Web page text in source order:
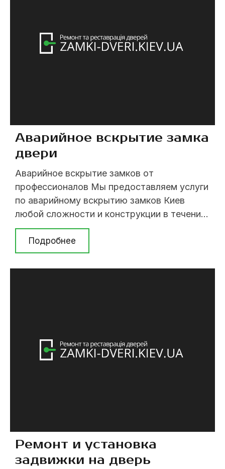
Аварийное вскрытие замка
двери
Аварийное вскрытие замков от
профессионалов Мы предоставляем услуги
по аварийному вскрытию замков Киев
любой сложности и конструкции в течение
часа, с момента приезда мастера.
Работаем только по Киеву! В случае
необходимости вскрытия замка или двери,
звоните: (063) 237 07 79; (098)394 62 08;
Подробнее
Ремонт и установка
задвижки на дверь